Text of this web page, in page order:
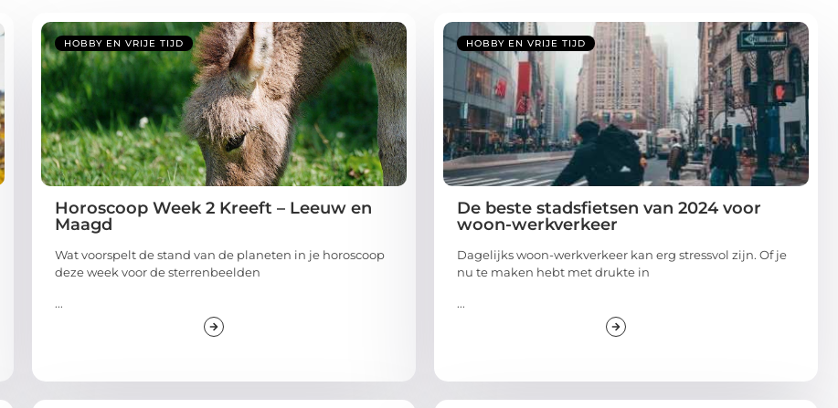
HOBBY EN VRIJE TIJD
Horoscoop Week 2 Kreeft – Leeuw en
Maagd
Wat voorspelt de stand van de planeten in je horoscoop
deze week voor de sterrenbeelden
...
HOBBY EN VRIJE TIJD
De beste stadsfietsen van 2024 voor
woon-werkverkeer
Dagelijks woon-werkverkeer kan erg stressvol zijn. Of je
nu te maken hebt met drukte in
...